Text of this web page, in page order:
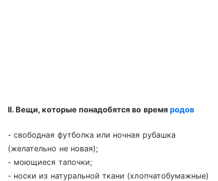
II. Вещи, которые понадобятся во время родов
- свободная футболка или ночная рубашка
(желательно не новая);
- моющиеся тапочки;
- носки из натуральной ткани (хлопчатобумажные)